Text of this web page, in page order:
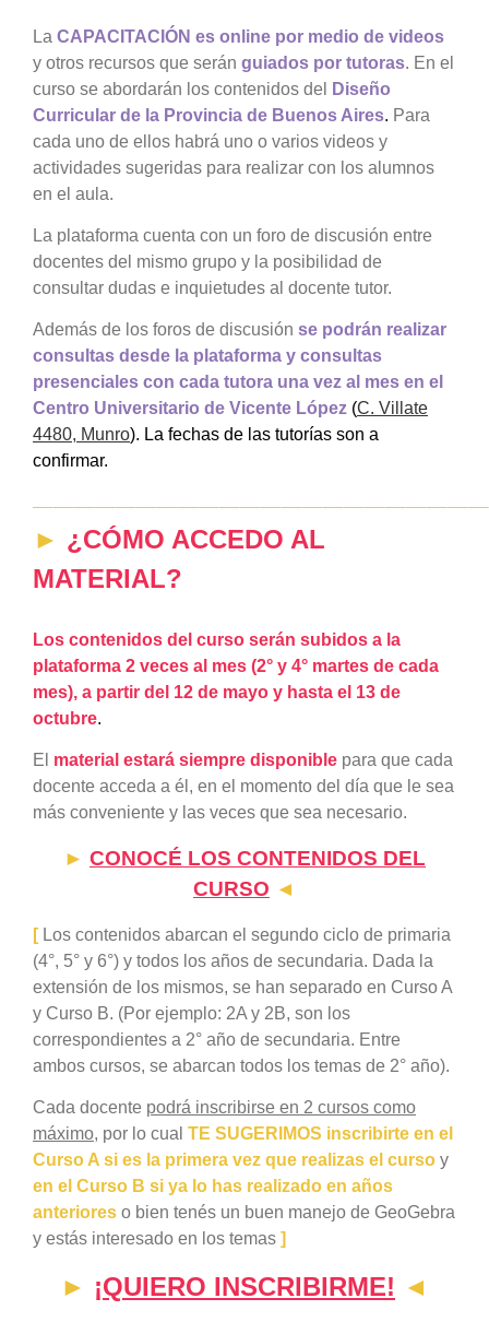
La CAPACITACIÓN es online por medio de videos
y otros recursos que serán guiados por tutoras. En el
curso se abordarán los contenidos del
Diseño
Curricular de la Provincia de Buenos Aires. Para
cada uno de ellos habrá uno o varios videos y
actividades sugeridas para realizar con los alumnos
en el aula.
La plataforma cuenta con un foro de discusión entre
docentes del mismo grupo y la posibilidad de
consultar dudas e inquietudes al docente tutor.
Además de los foros de discusión se podrán realizar
consultas desde la plataforma y consultas
presenciales con cada tutora una vez al mes en el
Centro Universitario de Vicente López (C. Villate
4480, Munro). La fechas de las tutorías son a
confirmar.
► ¿CÓMO ACCEDO AL
MATERIAL?
Los contenidos del curso serán subidos a la
plataforma 2 veces al mes (2° y 4° martes de cada
mes), a partir del 12 de mayo y hasta el 13 de
octubre.
El material estará siempre disponible para que cada
docente acceda a él, en el momento del día que le sea
más conveniente y las veces que sea necesario.
► CONOCÉ LOS CONTENIDOS DEL
CURSO ◄
[ Los contenidos abarcan el segundo ciclo de primaria
(4°, 5° y 6°) y todos los años de secundaria. Dada la
extensión de los mismos, se han separado en Curso A
y Curso B. (Por ejemplo: 2A y 2B, son los
correspondientes a 2° año de secundaria. Entre
ambos cursos, se abarcan todos los temas de 2° año).
Cada docente podrá inscribirse en 2 cursos como
máximo, por lo cual TE SUGERIMOS inscribirte en el
Curso A si es la primera vez que realizas el curso y
en el Curso B si ya lo has realizado en años
anteriores o bien tenés un buen manejo de GeoGebra
y estás interesado en los temas ]
► ¡QUIERO INSCRIBIRME! ◄